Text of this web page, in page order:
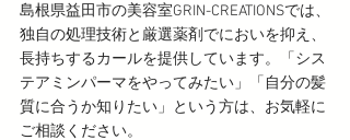
島根県益田市の美容室GRIN-CREATIONSでは、
独自の処理技術と厳選薬剤でにおいを抑え、
長持ちするカールを提供しています。「シス
テアミンパーマをやってみたい」「自分の髪
質に合うか知りたい」という方は、お気軽に
ご相談ください。